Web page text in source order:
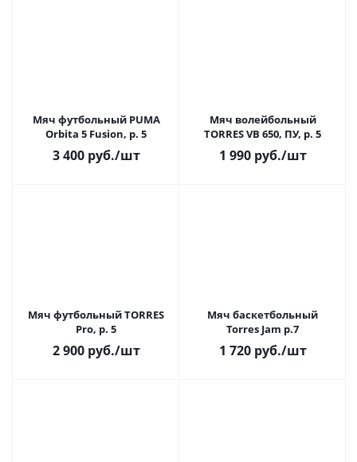
Мяч футбольный PUMA
Orbita 5 Fusion, р. 5
3 400руб./шт
Мяч волейбольный
TORRES VB 650, ПУ, р. 5
1 990руб./шт
Мяч футбольный TORRES
Pro, р. 5
2 900руб./шт
Мяч баскетбольный
Torres Jam р.7
1 720руб./шт